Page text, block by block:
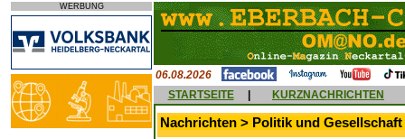
WERBUNG
06.08.2026
STARTSEITE
KURZNACHRICHTEN
Nachrichten > Politik und Gesellschaft